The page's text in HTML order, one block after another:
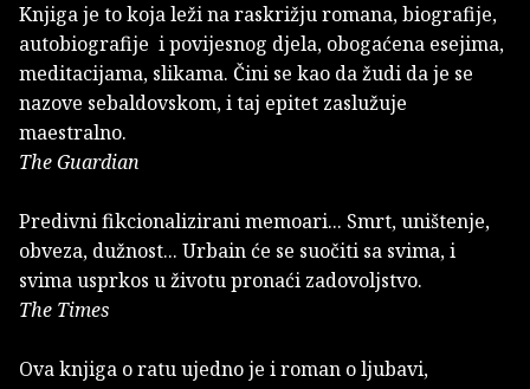
Knjiga je to koja leži na raskrižju romana, biografije,
autobiografije i povijesnog djela, obogaćena esejima,
meditacijama, slikama. Čini se kao da žudi da je se
nazove se­baldovskom, i taj epitet zaslužuje
maestralno.
The Guardian
Predivni fikcionalizirani memoari... Smrt, uništenje,
obveza, dužnost... Urbain će se suočiti sa svima, i
svima usprkos u životu pronaći zadovoljstvo.
The Times
Ova knjiga o ratu ujedno je i roman o ljubavi,